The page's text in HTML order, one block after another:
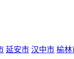
延安市 汉中市 榆林